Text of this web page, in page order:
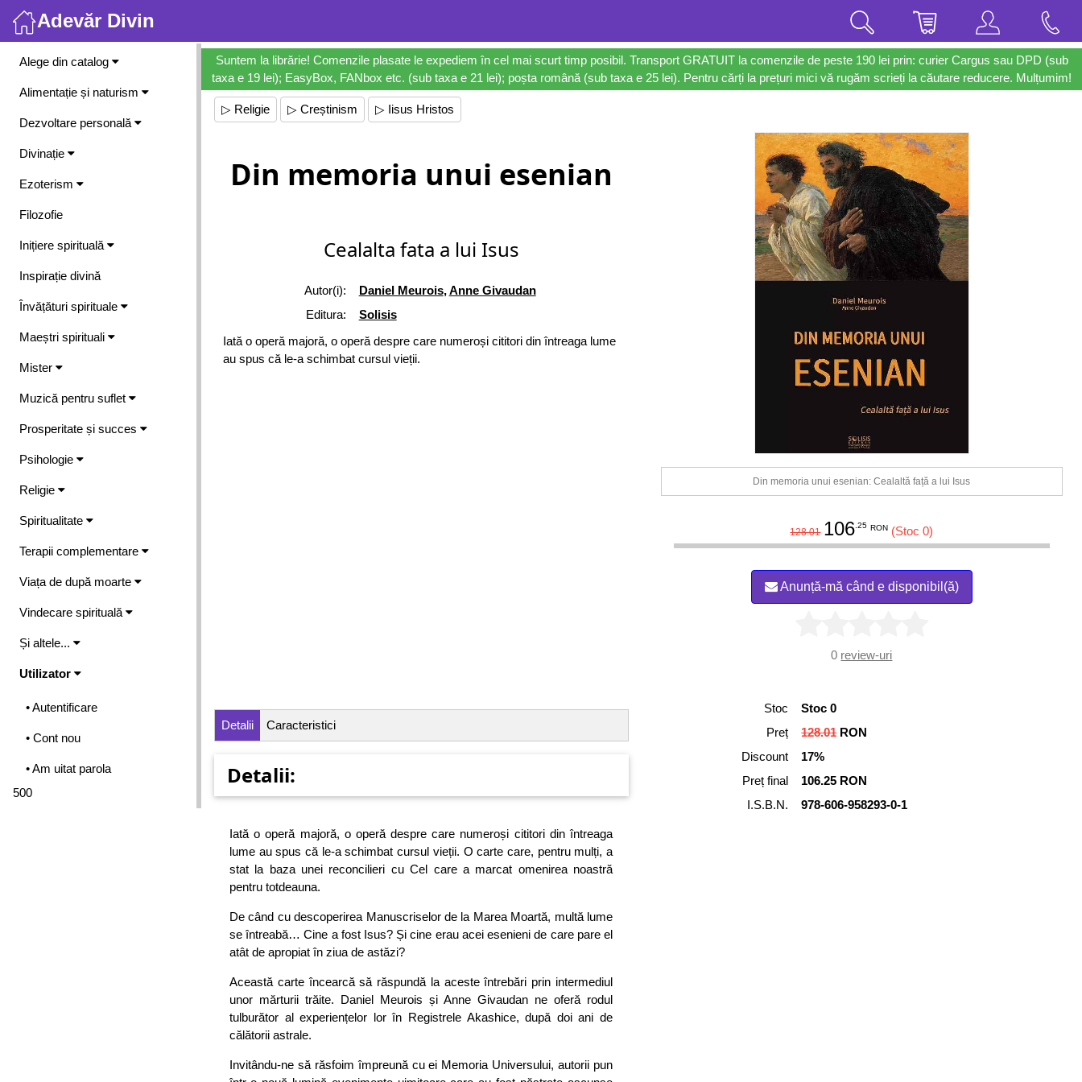
Adevăr Divin
Meniu
Alege din catalog
Alimentație și naturism
Dezvoltare personală
Divinație
Ezoterism
Filozofie
Inițiere spirituală
Inspirație divină
Învățături spirituale
Maeștri spirituali
Mister
Muzică pentru suflet
Prosperitate și succes
Psihologie
Religie
Spiritualitate
Terapii complementare
Viața de după moarte
Vindecare spirituală
Și altele...
Utilizator
• Autentificare
• Cont nou
• Am uitat parola
500
Suntem la librărie! Comenzile plasate le expediem în cel mai scurt timp posibil. Transport GRATUIT la comenzile de peste 190 lei prin: curier Cargus sau DPD (sub
taxa e 19 lei); EasyBox, FANbox etc. (sub taxa e 21 lei); poșta română (sub taxa e 25 lei). Pentru cărți la prețuri mici vă rugăm scrieți la căutare reducere. Mulțumim!
▷ Religie ▷ Creștinism ▷ Iisus Hristos
Din memoria unui esenian
Cealalta fata a lui Isus
Autor(i): Daniel Meurois,Anne Givaudan
Editura:
Solisis
Iată o operă majoră, o operă despre care numeroși cititori din întreaga lume
au spus că le-a schimbat cursul vieții.
Din memoria unui esenian: Cealaltă față a lui Isus
128.01 106 .25 RON (Stoc 0)
Anunță-mă când e disponibil(ă)
0 review-uri
Detalii Caracteristici
Detalii:
Iată o operă majoră, o operă despre care numeroși cititori din întreaga
lume au spus că le-a schimbat cursul vieții. O carte care, pentru mulți, a
stat la baza unei reconcilieri cu Cel care a marcat omenirea noastră
pentru totdeauna.
De când cu descoperirea Manuscriselor de la Marea Moartă, multă lume
se întreabă… Cine a fost Isus? Și cine erau acei esenieni de care pare el
atât de apropiat în ziua de astăzi?
Această carte încearcă să răspundă la aceste întrebări prin intermediul
unor mărturii trăite. Daniel Meurois și Anne Givaudan ne oferă rodul
tulburător al experiențelor lor în Registrele Akashice, după doi ani de
călătorii astrale.
Invitându-ne să răsfoim împreună cu ei Memoria Universului, autorii pun
Stoc
Stoc 0
Preț
128.01RON
Discount
17%
Preț final
106.25 RON
I.S.B.N.
978-606-958293-0-1